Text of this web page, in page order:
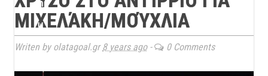
n
u
ΜΙΧΕΛΆΚΗ/ΜΟΎΧΛΙΑ
Writen by olatagoal.gr8 years ago- 0 Comments